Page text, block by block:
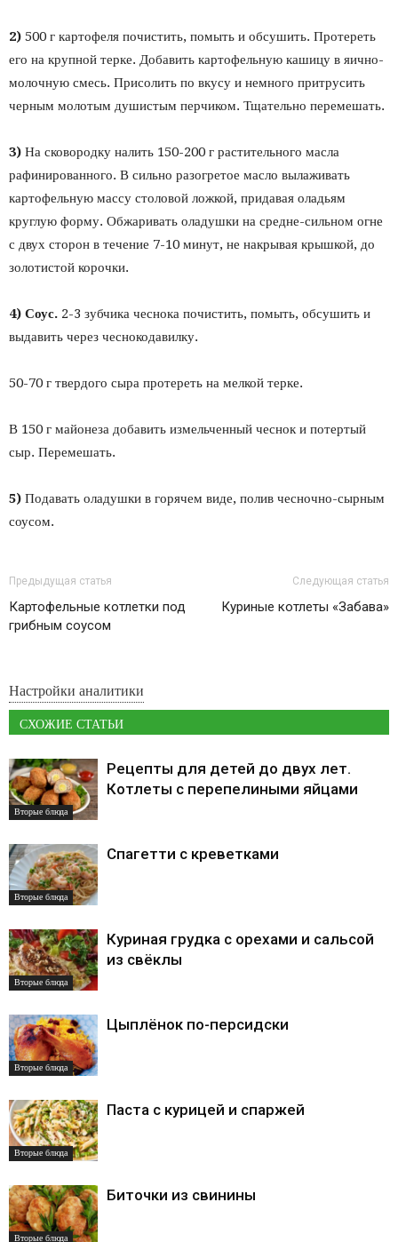
2) 500 г картофеля почистить, помыть и обсушить. Протереть
его на крупной терке. Добавить картофельную кашицу в яично-
молочную смесь. Присолить по вкусу и немного притрусить
черным молотым душистым перчиком. Тщательно перемешать.
3) На сковородку налить 150-200 г растительного масла
рафинированного. В сильно разогретое масло вылаживать
картофельную массу столовой ложкой, придавая оладьям
круглую форму. Обжаривать оладушки на средне-сильном огне
с двух сторон в течение 7-10 минут, не накрывая крышкой, до
золотистой корочки.
4) Соус. 2-3 зубчика чеснока почистить, помыть, обсушить и
выдавить через чеснокодавилку.
50-70 г твердого сыра протереть на мелкой терке.
В 150 г майонеза добавить измельченный чеснок и потертый
сыр. Перемешать.
5) Подавать оладушки в горячем виде, полив чесночно-сырным
соусом.
Предыдущая статья
Картофельные котлетки под
грибным соусом
Следующая статья
Куриные котлеты «Забава»
Настройки аналитики
СХОЖИЕ СТАТЬИ
Вторые блюда
Рецепты для детей до двух лет.
Котлеты с перепелиными яйцами
Вторые блюда
Спагетти с креветками
Вторые блюда
Куриная грудка с орехами и сальсой
из свёклы
Вторые блюда
Цыплёнок по-персидски
Вторые блюда
Паста с курицей и спаржей
Вторые блюда
Биточки из свинины